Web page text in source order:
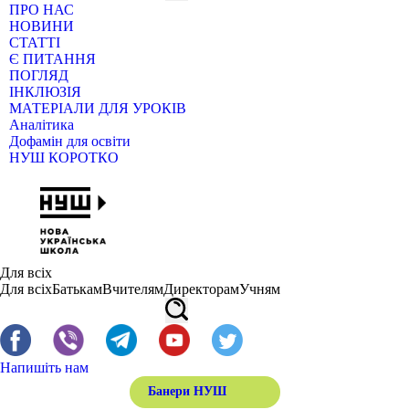
ПРО НАС
НОВИНИ
СТАТТІ
Є ПИТАННЯ
ПОГЛЯД
ІНКЛЮЗІЯ
МАТЕРІАЛИ ДЛЯ УРОКІВ
Аналітика
Дофамін для освіти
НУШ КОРОТКО
Для всіх
Для всіхБатькамВчителямДиректорамУчням
Напишіть нам
Банери НУШ